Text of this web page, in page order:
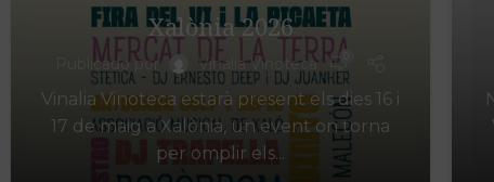
Xalònia 2026
Publicado por Vinalia Vinoteca
Vinalia Vinoteca estarà present els dies 16 i
17 de maig a Xalònia, un event on torna
per omplir els...